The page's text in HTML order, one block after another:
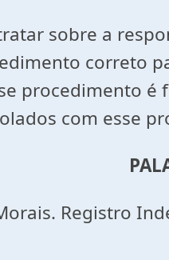
sobre a
correto
procedimento
com esse
Registro